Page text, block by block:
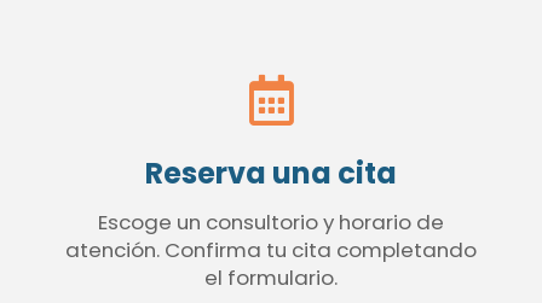
Reserva una cita
Escoge un consultorio y horario de
atención. Confirma tu cita completando
el formulario.